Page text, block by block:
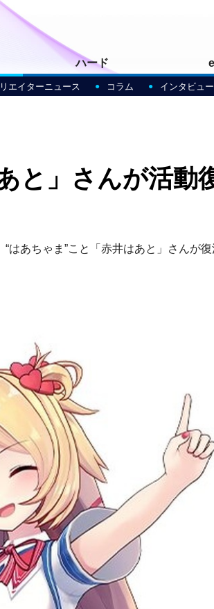
エイターニュース コラム インタビュー
ハード
と」さんが活動
あちゃま”こと「赤井はあと」さんが復